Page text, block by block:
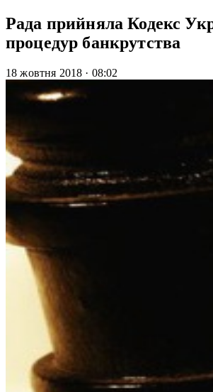
Рада прийняла Кодекс
процедур банкрутства
18 жовтня 2018 · 08:02